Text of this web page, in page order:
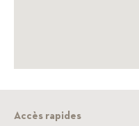
Accès rapides